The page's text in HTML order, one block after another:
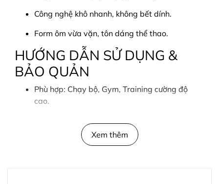
Công nghệ khô nhanh, không bết dính.
Form ôm vừa vặn, tôn dáng thể thao.
HƯỚNG DẪN SỬ DỤNG &
BẢO QUẢN
Phù hợp: Chạy bộ, Gym, Training cường độ
cao.
Không sử dụng chất tẩy mạnh.
Xem thêm